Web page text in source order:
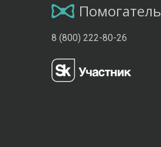
Помогатель
8 (800) 222-80-26